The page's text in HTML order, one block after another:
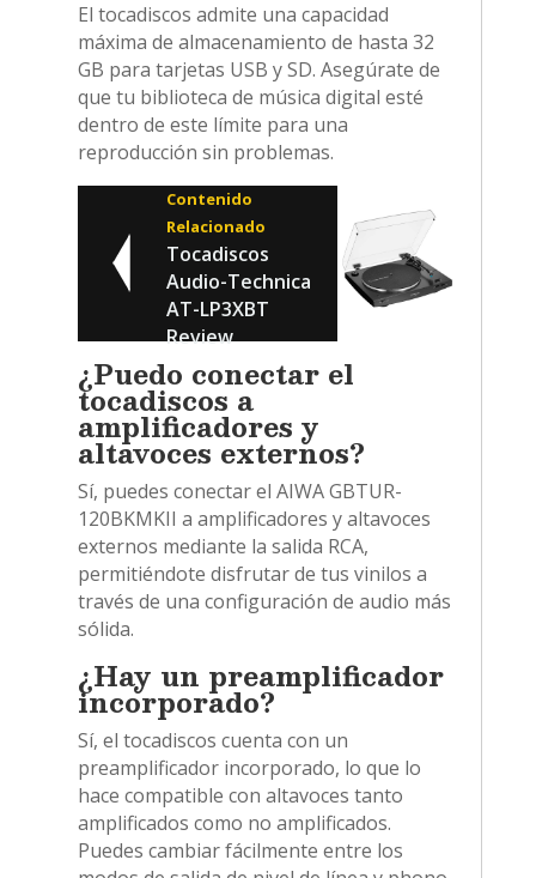
El tocadiscos admite una capacidad
máxima de almacenamiento de hasta 32
GB para tarjetas USB y SD. Asegúrate de
que tu biblioteca de música digital esté
dentro de este límite para una
reproducción sin problemas.
Contenido
Relacionado
Tocadiscos
Audio-Technica
AT-LP3XBT
Review
¿Puedo conectar el
tocadiscos a
amplificadores y
altavoces externos?
Sí, puedes conectar el AIWA GBTUR-
120BKMKII a amplificadores y altavoces
externos mediante la salida RCA,
permitiéndote disfrutar de tus vinilos a
través de una configuración de audio más
sólida.
¿Hay un preamplificador
incorporado?
Sí, el tocadiscos cuenta con un
preamplificador incorporado, lo que lo
hace compatible con altavoces tanto
amplificados como no amplificados.
Puedes cambiar fácilmente entre los